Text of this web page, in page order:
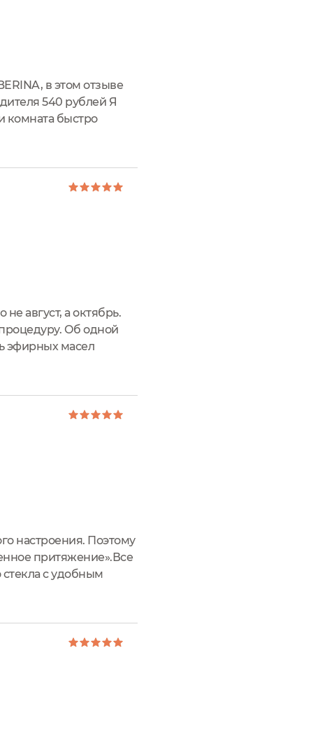
в этом отзыве
540 рублей Я
комната быстро
август, а октябрь.
Об одной
эфирных масел
настроения. Поэтому
притяжение».Все
с удобным